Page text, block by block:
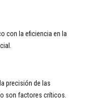
con la eficiencia en la
precisión de las
son factores críticos.